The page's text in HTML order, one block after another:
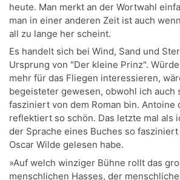
heute. Man merkt an der Wortwahl
man in einer anderen Zeit ist auch
all zu lange her scheint.
Es handelt sich bei Wind, Sand und
Ursprung von "Der kleine Prinz".
mehr für das Fliegen interessieren,
begeisteter gewesen, obwohl ich auch
fasziniert von dem Roman bin. Antoine
reflektiert so schön. Das letzte mal als
der Sprache eines Buches so fasziniert
Oscar Wilde gelesen habe.
»Auf welch winziger Bühne rollt das
menschlichen Hasses, der